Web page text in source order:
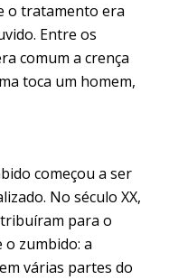
o tratamento era
Entre os
comum a crença
toca um homem,
começou a ser
No século XX,
para o
zumbido: a
várias partes do